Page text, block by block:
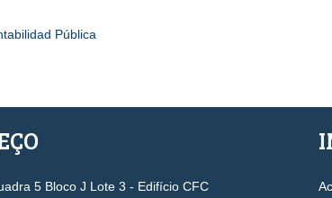
Pública
5 Bloco J Lote 3 - Edifício CFC